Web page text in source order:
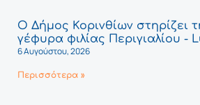
Ο Δήμος Κορινθίων στηρίζει
γέφυρα φιλίας Περιγιαλίου -
6 Αυγούστου, 2026
Περισσότερα »